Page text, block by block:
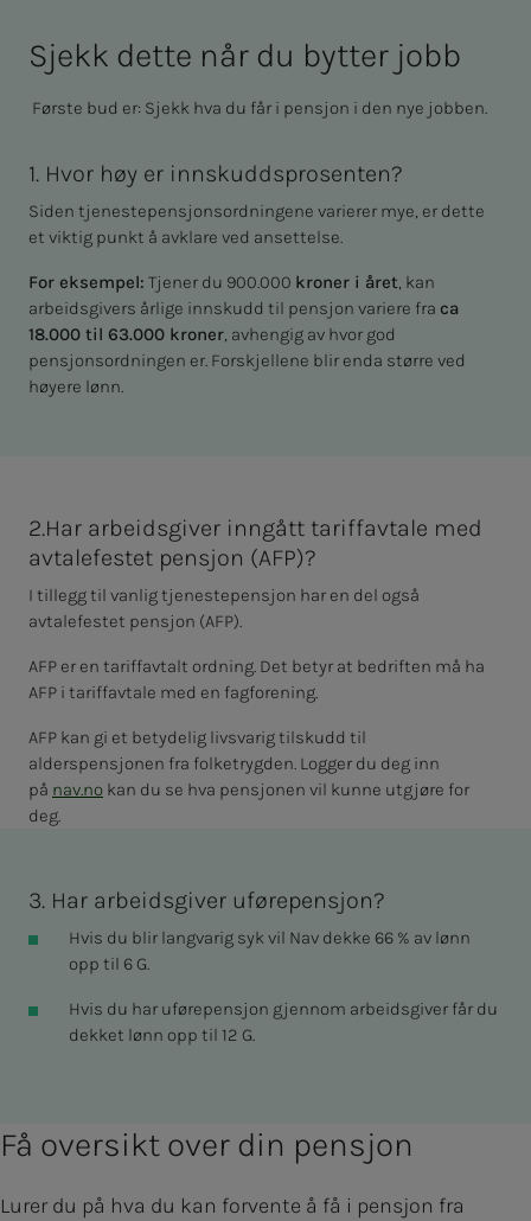
Sjekk det­­­te når du byt­­­ter jobb
Første bud er: Sjekk hva du får i pensjon i den nye jobben.
1. Hvor høy er innskuddsprosenten?
Siden tjenestepensjonsordningene varierer mye, er dette
et viktig punkt å avklare ved ansettelse.
For eksempel: Tjener du 900.000 kroner i året, kan
arbeidsgivers årlige innskudd til pensjon variere fra ca
18.000 til 63.000 kroner, avhengig av hvor god
pensjonsordningen er. Forskjellene blir enda større ved
høyere lønn.
2.Har arbeidsgiver inngått tariffavtale med
avtalefestet pensjon (AFP)?
I tillegg til vanlig tjenestepensjon har en del også
avtalefestet pensjon (AFP).
AFP er en tariffavtalt ordning. Det betyr at bedriften må ha
AFP i tariffavtale med en fagforening.
AFP kan gi et betydelig livsvarig tilskudd til
alderspensjonen fra folketrygden. Logger du deg inn
på nav.no kan du se hva pensjonen vil kunne utgjøre for
deg.
3. Har arbeidsgiver uførepensjon?
Hvis du blir langvarig syk vil Nav dekke 66 % av lønn
opp til 6 G.
Hvis du har uførepensjon gjennom arbeidsgiver får du
dekket lønn opp til 12 G.
Få oversikt over din pensjon
Lurer du på hva du kan forvente å få i pensjon fra